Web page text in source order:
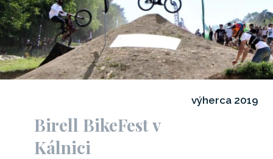
Birell BikeFest v
Kálnici
výherca 2019